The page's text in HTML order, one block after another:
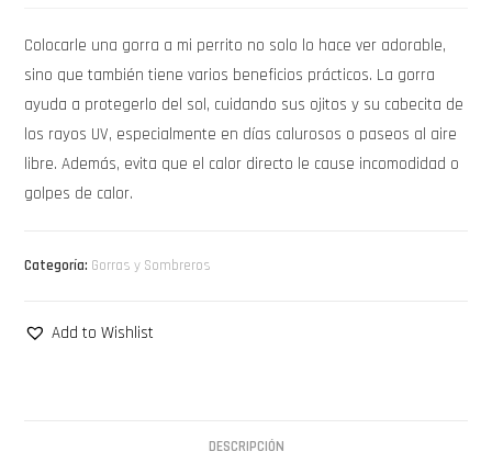
Colocarle una gorra a mi perrito no solo lo hace ver adorable,
sino que también tiene varios beneficios prácticos. La gorra
ayuda a protegerlo del sol, cuidando sus ojitos y su cabecita de
los rayos UV, especialmente en días calurosos o paseos al aire
libre. Además, evita que el calor directo le cause incomodidad o
golpes de calor.
Categoría: Gorras y Sombreros
Add to Wishlist
DESCRIPCIÓN